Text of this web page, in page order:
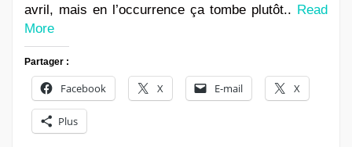
avril, mais en l’occurrence ça tombe plutôt.. Read
More
Partager :
Facebook X E-mail X
Plus